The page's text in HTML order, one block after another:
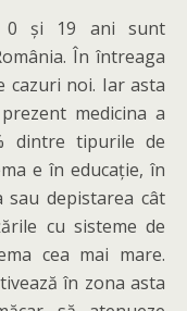
0 și 19 ani sunt
În întreaga
cazuri noi. Iar asta
medicina a
dintre tipurile de
e în educație, în
sau depistarea cât
cu sisteme de
cea mai mare.
în zona asta